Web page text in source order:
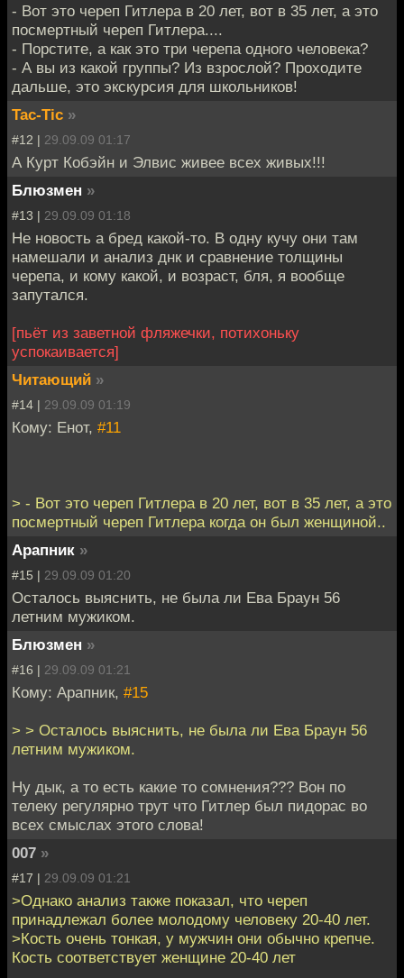
- Вот это череп Гитлера в 20 лет, вот в 35 лет, а это
посмертный череп Гитлера....
- Порстите, а как это три черепа одного человека?
- А вы из какой группы? Из взрослой? Проходите
дальше, это экскурсия для школьников!
Tac-Tic »
#12 | 29.09.09 01:17
А Курт Кобэйн и Элвис живее всех живых!!!
Блюзмен »
#13 | 29.09.09 01:18
Не новость а бред какой-то. В одну кучу они там
намешали и анализ днк и сравнение толщины
черепа, и кому какой, и возраст, бля, я вообще
запутался.
[пьёт из заветной фляжечки, потихоньку
успокаивается]
Читающий »
#14 | 29.09.09 01:19
Кому: Енот, #11
> - Вот это череп Гитлера в 20 лет, вот в 35 лет, а это
посмертный череп Гитлера когда он был женщиной..
Арапник »
#15 | 29.09.09 01:20
Осталось выяснить, не была ли Ева Браун 56
летним мужиком.
Блюзмен »
#16 | 29.09.09 01:21
Кому: Арапник, #15
> > Осталось выяснить, не была ли Ева Браун 56
летним мужиком.
Ну дык, а то есть какие то сомнения??? Вон по
телеку регулярно трут что Гитлер был пидорас во
всех смыслах этого слова!
007 »
#17 | 29.09.09 01:21
>Однако анализ также показал, что череп
принадлежал более молодому человеку 20-40 лет.
>Кость очень тонкая, у мужчин они обычно крепче.
Кость соответствует женщине 20-40 лет